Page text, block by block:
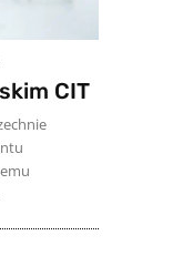
CIT